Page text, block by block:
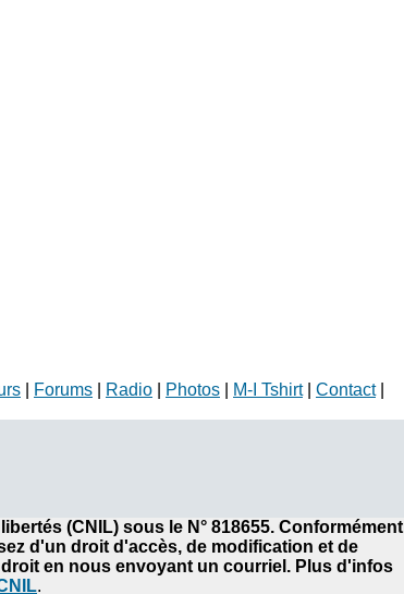
Forums Radio Photos M-I Tshirt| Contact|
(CNIL) sous le N° 818655. Conformément
d'un droit d'accès, de modification et de
en nous envoyant un courriel. Plus d'infos
.